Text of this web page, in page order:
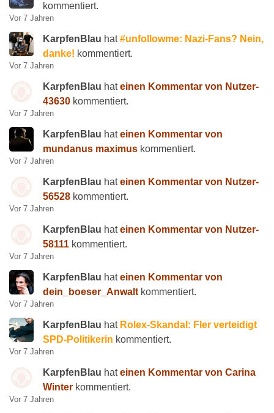
kommentiert.
Vor 7 Jahren
KarpfenBlau hat#unfollowme: Nazi-Fans? Nein,
danke! kommentiert.
Vor 7 Jahren
KarpfenBlau hateinen Kommentar von Nutzer-
43630 kommentiert.
Vor 7 Jahren
KarpfenBlau hateinen Kommentar von
mundanus maximus kommentiert.
Vor 7 Jahren
KarpfenBlau hateinen Kommentar von Nutzer-
56528 kommentiert.
Vor 7 Jahren
KarpfenBlau hateinen Kommentar von Nutzer-
58111 kommentiert.
Vor 7 Jahren
KarpfenBlau hateinen Kommentar von
dein_boeser_Anwalt kommentiert.
Vor 7 Jahren
KarpfenBlau hat Rolex-Skandal: Fler verteidigt
SPD-Politikerin kommentiert.
Vor 7 Jahren
KarpfenBlau hateinen Kommentar von Carina
Winter kommentiert.
Vor 7 Jahren